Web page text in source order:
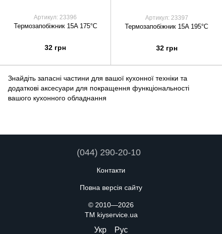
Артикул: 23396
Термозапобіжник 15A 175°C
32 грн
Артикул: 23397
Термозапобіжник 15A 195°C
32 грн
Знайдіть запасні частини для вашої кухонної техніки та
додаткові аксесуари для покращення функціональності
вашого кухонного обладнання
(044) 290-20-10
Контакти
Повна версія сайту
© 2010—2026
TM kiyservice.ua
Укр Рус